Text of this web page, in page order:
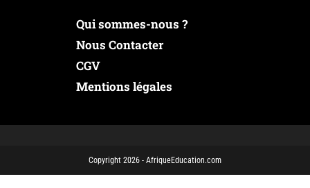
Qui sommes-nous ?
Nous Contacter
CGV
Mentions légales
Copyright 2026 - AfriqueEducation.com